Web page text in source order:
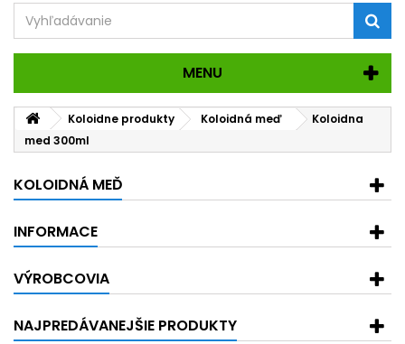
MENU
Koloidne produkty Koloidná meď
Koloidna
med 300ml
KOLOIDNÁ MEĎ
INFORMACE
VÝROBCOVIA
NAJPREDÁVANEJŠIE PRODUKTY